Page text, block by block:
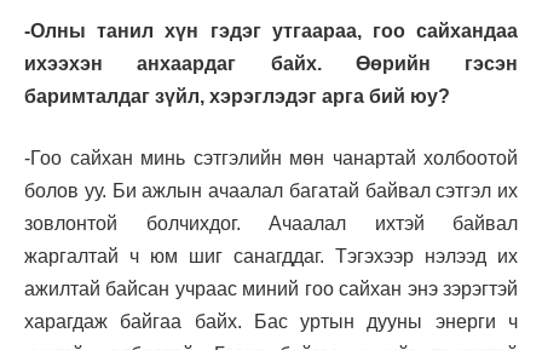
-Олны танил хүн гэдэг утгаараа, гоо сайхандаа
ихээхэн анхаардаг байх. Өөрийн гэсэн
баримталдаг зүйл, хэрэглэдэг арга бий юу?
-Гоо сайхан минь сэтгэлийн мөн чанартай холбоотой
болов уу. Би ажлын ачаалал багатай байвал сэтгэл их
зовлонтой болчихдог. Ачаалал ихтэй байвал
жаргалтай ч юм шиг санагддаг. Тэгэхээр нэлээд их
ажилтай байсан учраас миний гоо сайхан энэ зэрэгтэй
харагдаж байгаа байх. Бас уртын дууны энерги ч